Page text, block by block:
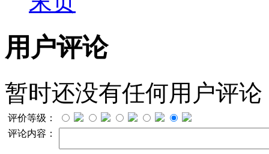
用户评论
暂时还没有任何用户评论
评价等级：
评论内容：